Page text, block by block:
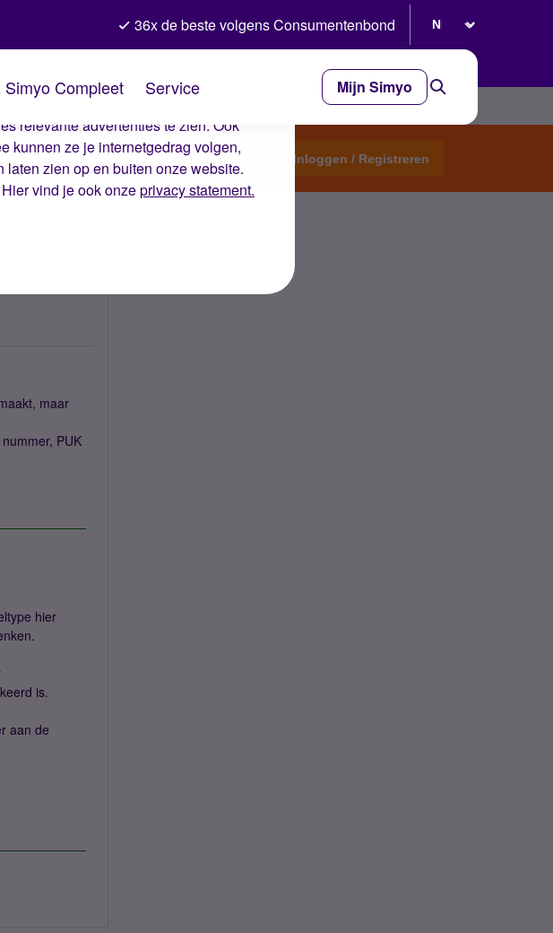
wij ervoor dat je ervaring op de
relevante advertenties te zien. Ook
kunnen ze je internetgedrag volgen,
zien op en buiten onze website.
vind je ook onzeprivacy statement.
36x de beste volgens Consumentenbond
Simyo Compleet Service Mijn Simyo
Start een topic Inloggen / Registreren
maar
PUK
hier
is.
aan de